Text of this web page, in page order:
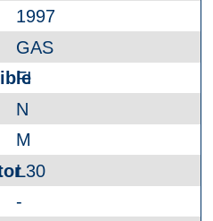
1997
GAS
FI
N
M
L30
-